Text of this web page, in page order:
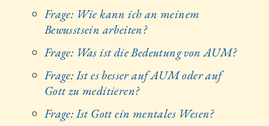
Frage: Wie kann ich an meinem
Bewusstsein arbeiten?
Frage: Was ist die Bedeutung von AUM?
Frage: Ist es besser auf AUM oder auf
Gott zu meditieren?
Frage: Ist Gott ein mentales Wesen?